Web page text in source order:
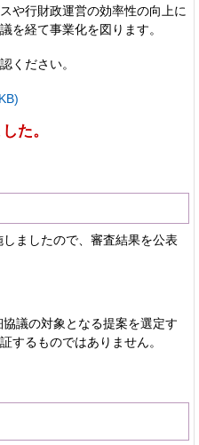
や行財政運営の効率性の向上に
を経て事業化を図ります。
ください。
た。
ましたので、審査結果を公表
議の対象となる提案を選定す
するものではありません。